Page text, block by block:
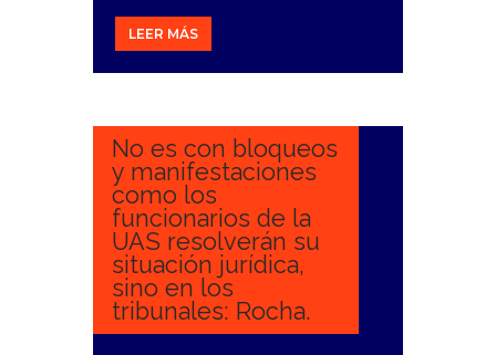
LEER MÁS
30
No es con bloqueos
y manifestaciones
como los
funcionarios de la
UAS resolverán su
situación jurídica,
sino en los
tribunales: Rocha.